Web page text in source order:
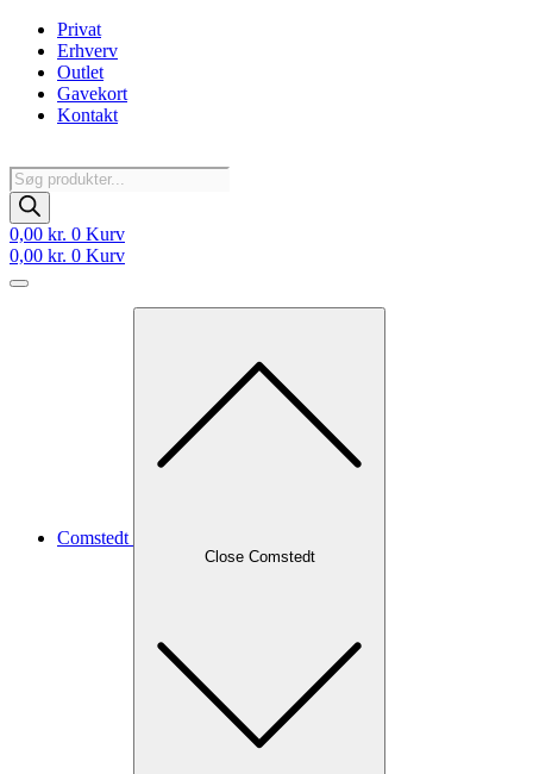
Videre
indhold
Privat
Erhverv
Outlet
Gavekort
Kontakt
Products
search
0,00 kr. 0 Kurv
0,00 kr. 0 Kurv
Comstedt
Close Comstedt